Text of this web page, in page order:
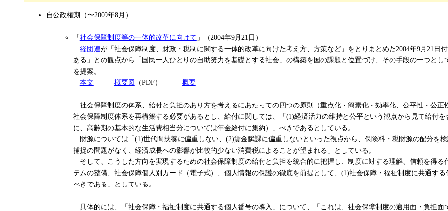
自公政権期（〜2009年8月）
「社会保障制度等の一体的改革に向けて 」（2004年9月21日）
経団連が「社会保障制度、財政・税制に関する一体的改革に向けた考え方、方策など」をとりまとめた2004年9月21日
ある」との観点から「国民一人ひとりの自助努力を基礎とする社会」の構築を国の課題と位置づけ、その手段の一つと
を提案。
本文
概要図 （PDF） 概要
社会保障制度の体系、給付と負担のあり方を考えるにあたっての四つの原則（重点化・簡素化・効率化、公平性・公
社会保障制度体系を再構築する必要があるとし、給付に関しては、「(1)経済活力の維持と公平という観点から見て給付
に、高齢期の基本的な生活費相当分については年金給付に集約）」べきであるとしている。
財源については「(1)世代間扶養に偏重しない、(2)賃金賦課に偏重しないといった視点から、保険料・税財源の配分を
捕捉の問題がなく、経済成長への影響が比較的少ない消費税によることが望まれる」としている。
そして、こうした方向を実現するための社会保障制度の給付と負担を統合的に把握し、制度に対する理解、信頼を得る
テムの整備、社会保障個人別カード（電子式）、個人情報の保護の徹底を前提として、(1)社会保障・福祉制度に共通す
べきである」としている。
具体的には、「社会保障・福祉制度に共通する個人番号の導入」について、「これは、社会保障制度の適用面・負担面